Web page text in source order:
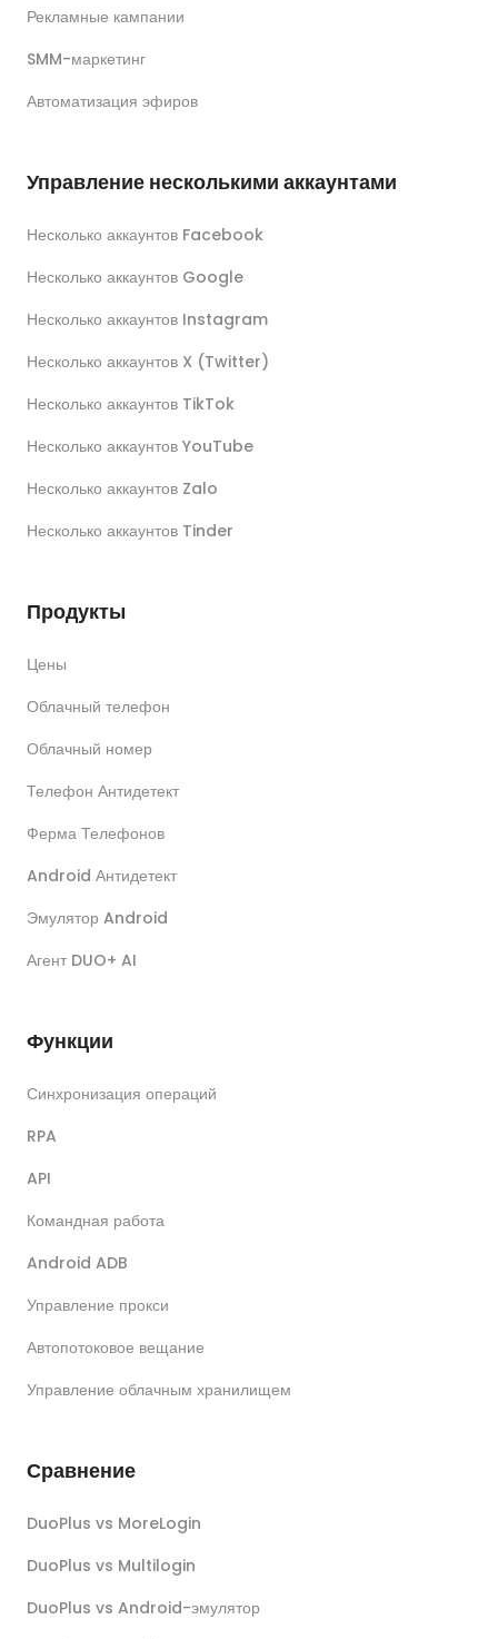
Рекламные кампании
SMM-маркетинг
Автоматизация эфиров
Управление несколькими аккаунтами
Несколько аккаунтов Facebook
Несколько аккаунтов Google
Несколько аккаунтов Instagram
Несколько аккаунтов X (Twitter)
Несколько аккаунтов TikTok
Несколько аккаунтов YouTube
Несколько аккаунтов Zalo
Несколько аккаунтов Tinder
Продукты
Цены
Облачный телефон
Облачный номер
Телефон Антидетект
Ферма Телефонов
Android Антидетект
Эмулятор Android
Агент DUO+ AI
Функции
Синхронизация операций
RPA
API
Командная работа
Android ADB
Управление прокси
Автопотоковое вещание
Управление облачным хранилищем
Сравнение
DuoPlus vs MoreLogin
DuoPlus vs Multilogin
DuoPlus vs Android-эмулятор